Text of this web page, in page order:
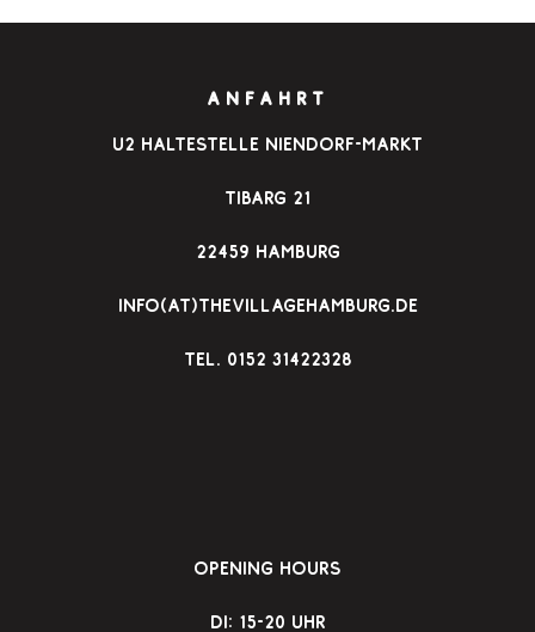
ANFAHRT
u2 Haltestelle Niendorf-Markt
Tibarg 21
22459 Hamburg
info(at)thevillagehamburg.de
TEl. 0152 31422328
Opening Hours
Di: 15-20 Uhr